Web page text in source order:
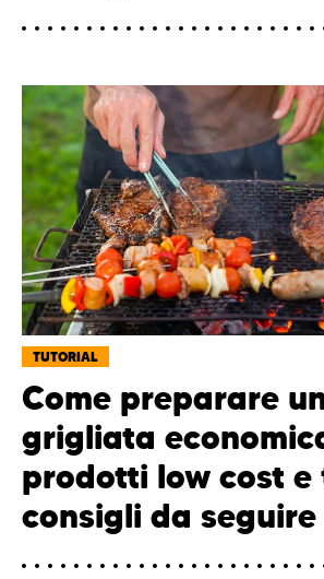
TUTORIAL
Come preparare
grigliata
prodotti low cost
consigli da seguire